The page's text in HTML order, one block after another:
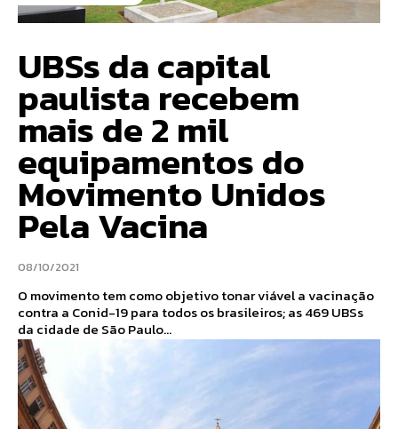
UBSs da capital
paulista recebem
mais de 2 mil
equipamentos do
Movimento Unidos
Pela Vacina
08/10/2021
O movimento tem como objetivo tonar viável a vacinação
contra a Conid-19 para todos os brasileiros; as 469 UBSs
da cidade de São Paulo...